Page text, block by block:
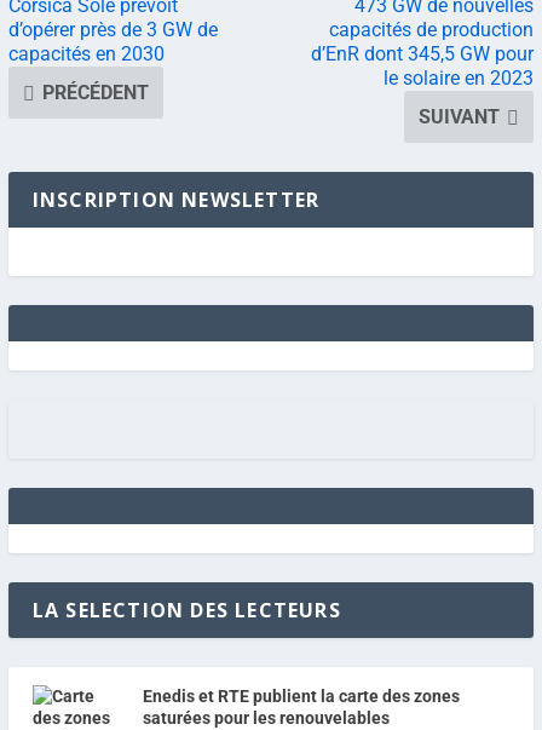
Corsica Sole prévoit
d’opérer près de 3 GW de
capacités en 2030
PRÉCÉDENT
473 GW de nouvelles
capacités de production
d’EnR dont 345,5 GW pour
le solaire en 2023
SUIVANT
INSCRIPTION NEWSLETTER
LA SELECTION DES LECTEURS
Enedis et RTE publient la carte des zones
saturées pour les renouvelables